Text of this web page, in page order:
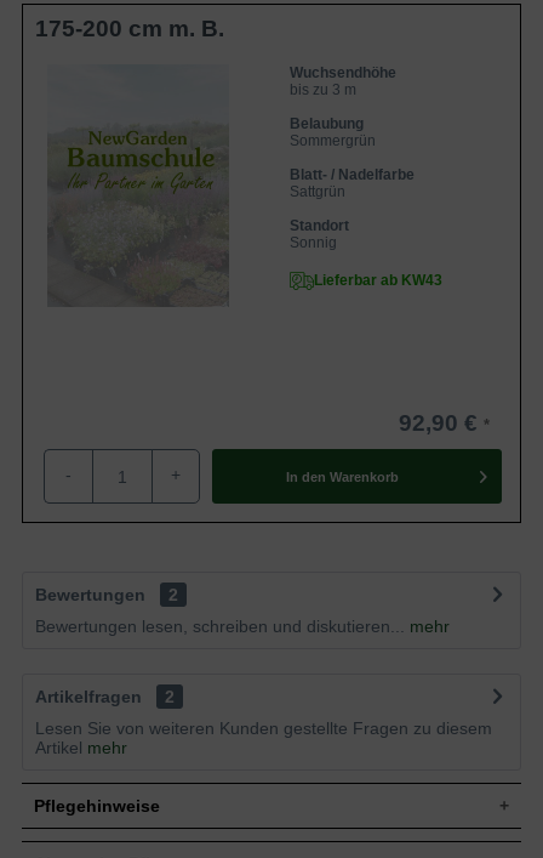
175-200 cm m. B.
Wuchsendhöhe
bis zu 3 m
Belaubung
Sommergrün
Blatt- / Nadelfarbe
Sattgrün
Standort
Sonnig
Lieferbar ab KW43
92,90 €
- + In den Warenkorb
Bewertungen
2
Bewertungen lesen, schreiben und diskutieren...
mehr
Artikelfragen
2
Lesen Sie von weiteren Kunden gestellte Fragen zu diesem
Artikel mehr
Pflegehinweise